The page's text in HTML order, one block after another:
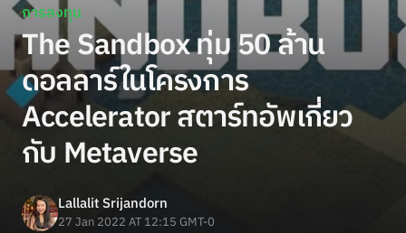
การลงทุน
The Sandbox ทุ่ม 50 ล้าน
ดอลลาร์ในโครงการ
Accelerator สตาร์ทอัพเกี่ยว
กับ Metaverse
Lallalit Srijandorn
27 Jan 2022 AT 12:15 GMT-0